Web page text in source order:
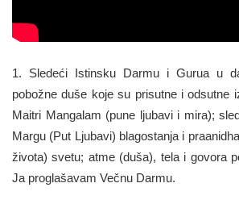
1. Sledeći Istinsku Darmu i Gurua u
pobožne duše koje su prisutne i odsutne
Maitri Mangalam (pune ljubavi i mira);
Margu (Put Ljubavi) blagostanja i
života) svetu; atme (duša), tela i govora
Ja proglašavam Večnu Darmu.